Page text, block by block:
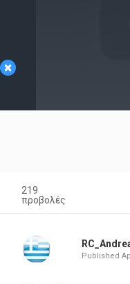
×
219
προβολές
Published